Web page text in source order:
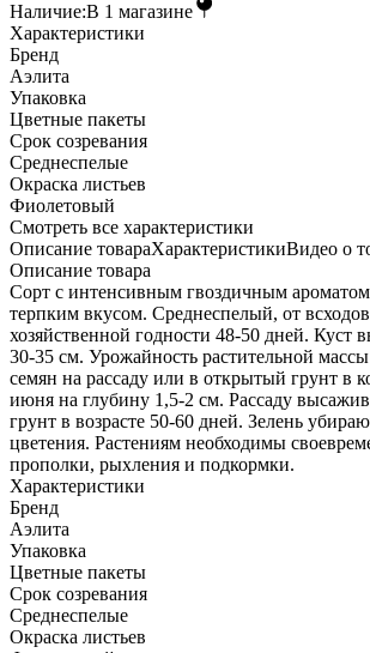
Наличие:В 1 магазине
Характеристики
Бренд
Аэлита
Упаковка
Цветные пакеты
Срок созревания
Среднеспелые
Окраска листьев
Фиолетовый
Cмотреть все характеристики
Описание товараХарактеристикиВидео о
Описание товара
Сорт с интенсивным гвоздичным ароматом
терпким вкусом. Среднеспелый, от
хозяйственной годности 48-50 дней. Куст
30-35 см. Урожайность растительной
семян на рассаду или в открытый грунт в
июня на глубину 1,5-2 см. Рассаду
грунт в возрасте 50-60 дней. Зелень
цветения. Растениям необходимы
прополки, рыхления и подкормки.
Характеристики
Бренд
Аэлита
Упаковка
Цветные пакеты
Срок созревания
Среднеспелые
Окраска листьев